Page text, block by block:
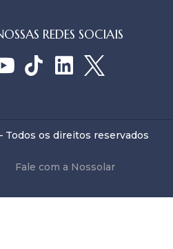
REDES SOCIAIS
Todos os direitos reservados
Fale com a Nossolar